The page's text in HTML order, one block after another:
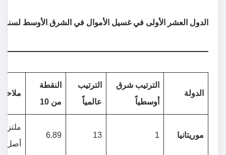
الدول العشر الأولى في غسيل الأموال في الشرق الأوسط لسنة 2022
الدولة
الترتيب شرق
أوسطياً
الترتيب
عالمياً
النقطة
من 10
موريتانيا 1
13
6.89
أصل 40